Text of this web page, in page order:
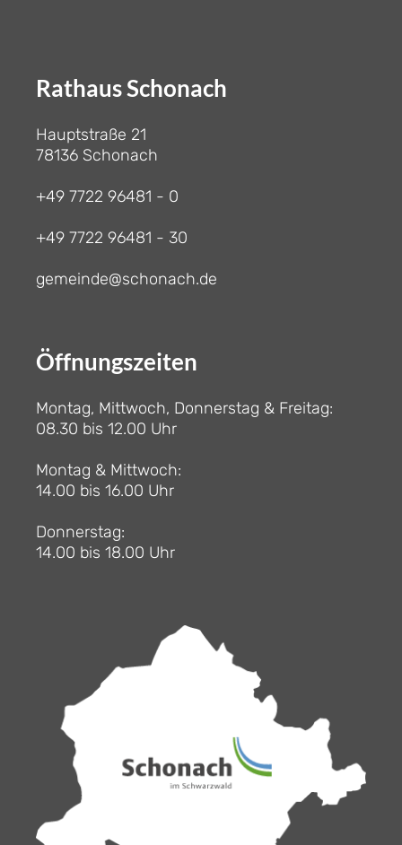
Rathaus Schonach
Hauptstraße 21
78136 Schonach
+49 7722 96481 - 0
+49 7722 96481 - 30
gemeinde@schonach.de
Öffnungszeiten
Montag, Mittwoch, Donnerstag & Freitag:
08.30 bis 12.00 Uhr
Montag & Mittwoch:
14.00 bis 16.00 Uhr
Donnerstag:
14.00 bis 18.00 Uhr